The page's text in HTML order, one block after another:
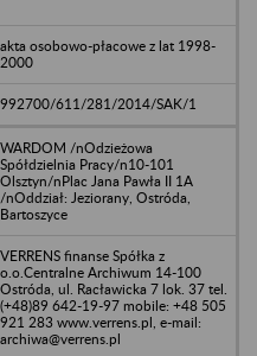
akta osobowo-płacowe z lat 1998-
2000
992700/611/281/2014/SAK/1
WARDOM /nOdzieżowa
Spółdzielnia Pracy/n10-101
Olsztyn/nPlac Jana Pawła II 1A
/nOddział: Jeziorany, Ostróda,
Bartoszyce
VERRENS finanse Spółka z
o.o.Centralne Archiwum 14-100
Ostróda, ul. Racławicka 7 lok. 37 tel.
(+48)89 642-19-97 mobile: +48 505
921 283 www.verrens.pl, e-mail:
archiwa@verrens.pl